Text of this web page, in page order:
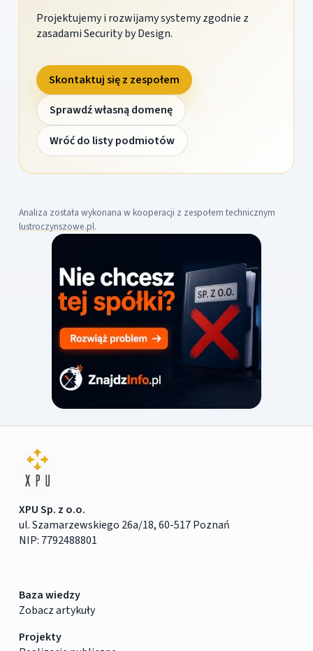
Projektujemy i rozwijamy systemy zgodnie z
zasadami Security by Design.
Skontaktuj się z zespołem
Sprawdź własną domenę
Wróć do listy podmiotów
Analiza została wykonana w kooperacji z zespołem technicznym
lustroczynszowe.pl.
XPU Sp. z o.o.
ul. Szamarzewskiego 26a/18, 60-517 Poznań
NIP: 7792488801
Baza wiedzy
Zobacz artykuły
Projekty